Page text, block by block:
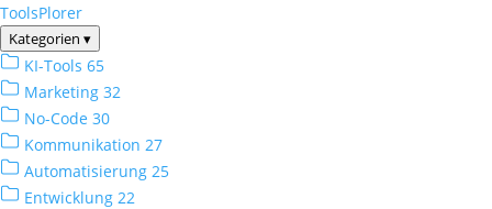
ToolsPlorer
Kategorien ▾
KI-Tools 65
Marketing 32
No-Code 30
Kommunikation 27
Automatisierung 25
Entwicklung 22